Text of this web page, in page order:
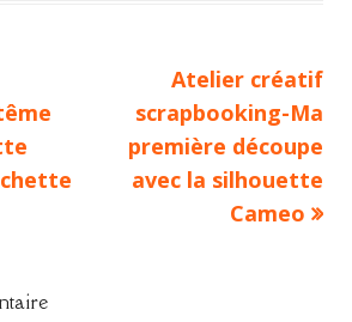
être
choisies
sur
la
page
Next
article:
Atelier créatif
scrapbooking-Ma
première découpe
avec la silhouette
Cameo